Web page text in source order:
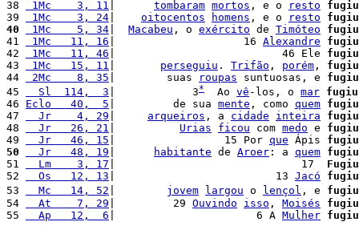
38
1Mc    3, 11 tombaram mortos , e o resto
fugiu
39
1Mc    3, 24 oitocentos homens , e o resto
fugiu
40
1Mc    5, 34 Macabeu , o exército de Timóteo
fugiu
41
1Mc   11, 16 |                    16 Alexandre
fugiu
42
1Mc   11, 46 |                          46 Ele fugiu
43
1Mc   15, 11 perseguiu . Trifão , porém , fugiu
44
2Mc    8, 35 |        suas roupas suntuosas, e fugiu
45
  Sl  114,  3
|            3*
  Ao
vê -los, o mar fugiu
46 Eclo   40,  5 |         de sua mente , como quem fugiu
47
  Jr    4, 29
arqueiros , a cidade inteira
fugiu
48
  Jr   26, 21
Urias ficou com medo e fugiu
49
  Jr   46, 15
|                 15 Por que Ápis fugiu
50
  Jr   48, 19
habitante de Aroer : a quem fugiu
51
  Lm    3, 17
|                             17 Fugiu
52
  Os   12, 13
|                         13 Jacó
fugiu
53
  Mc   14, 52
jovem largou o lençol , e fugiu
54
  At    7, 29
|         29 Ouvindo isso , Moisés
fugiu
55
  Ap   12,  6
|                      6 A Mulher fugiu